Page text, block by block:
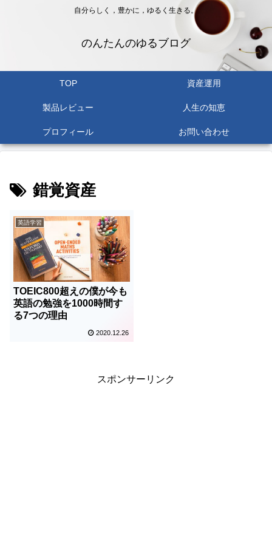
自分らしく，豊かに，ゆるく生きる。
のんたんのゆるブログ
TOP 資産運用
製品レビュー 人生の知恵
プロフィール お問い合わせ
錯覚資産
英語学習
TOEIC800超えの僕が今も
英語の勉強を1000時間す
る7つの理由
2020.12.26
スポンサーリンク